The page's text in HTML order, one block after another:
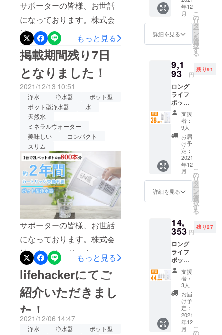
りどうぞお気軽におたずね
くださいませ。よろしくお
願いいたします！
サポーターの皆様、お世話
になっております。株式会
社アクアリードです。 1台
で2Lペットボトル約800本
分！長寿命なポット型浄水
器でおいしい水をいつでも
『ロングライフポット』の
掲載期間も残り３日間と
なってしまいました。ロン
グライフポットのポイント
がページに記載されており
ます！ご検討中の方もそう
でない方も、ぜひ一度ペー
ジをご覧いただけますと幸
いです。なにかご質問、ご
不明点などございました
ら、お問い合わせよりどう
ぞお気軽におたずねくださ
いませ。よろしくお願いい
たします！
もっと見る
掲載期間残り7日
となりました！
2021/12/13 10:51
浄水 浄水器
ポット型
ポット型浄水器
水
天然水
ミネラルウォーター
美味しい
コンパクト
スリム
サポーターの皆様、お世話
になっております。株式会
社アクアリードです。 1台
で2Lペットボトル約800本
分！長寿命なポット型浄水
器でおいしい水をいつでも
『ロングライフポット』の
掲載期間も残り７日間と
もっと見る
lifehackerにてご
紹介いただきまし
た！
2021/12/06 14:47
浄水 浄水器
ポット型
い！という
想いから商
品づくりが
始まりまし
うにしたら
お客様に喜
んでいただ
けるのだろ
うか、どの
ようにした
らお客様の
使い心地が
良くなるだ
ろうかな
ど、検証・
返しなが
しい製品を
開発研究し
す。 より多
くの方に、
浄水器の良
さを知って
頂きたいと
思い、クラ
ウドファン
ディングに
32％OF
F 2022
年1月下
旬頃か
ら、各
ECサイ
HP等で
一般販
売を予
定。 ※
税込
み、送
料込の
価格と
なりま
す。
年12
月
詳細を見る
こ
の
リ
タ
ー
ン
を
選
択
す
る
9,1
93 円
残り91
ロング
ライフ
ポット
×1 交換
カート
リッジ
×1 一般
販売予
定価格
15,070
（税・
送料込
み）の
39％OF
F 2022
旬頃か
ら、各
ECサイ
ト/自社
HP等で
一般販
売を予
定。 ※
税込
み、送
料込の
価格と
なりま
す。
支援
者：
9人
お届
け予
定：
2021
年12
月
詳細を見る
こ
の
リ
タ
ー
ン
を
選
択
す
る
14,
353 円
残り27
ロング
ライフ
ポット
×1 交換
カート
リッジ
×3 一般
販売予
定価格
25,630
（税・
支援
者：
3人
お届
け予
定：
2021
年12
月
こ
の